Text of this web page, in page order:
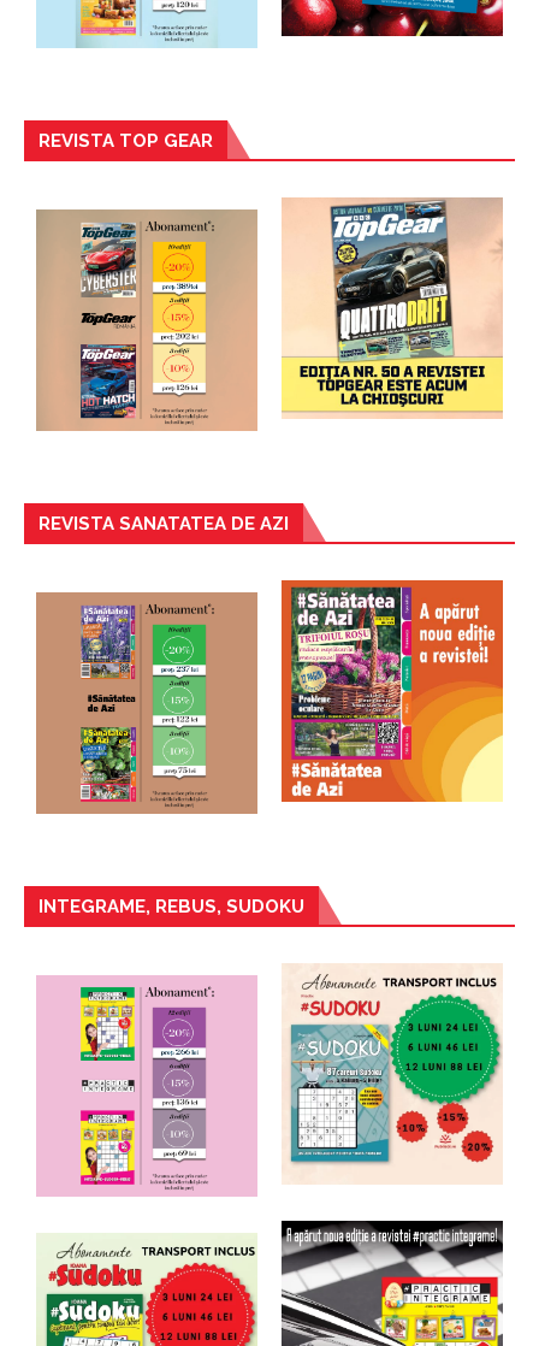
REVISTA TOP GEAR
REVISTA SANATATEA DE AZI
INTEGRAME, REBUS, SUDOKU